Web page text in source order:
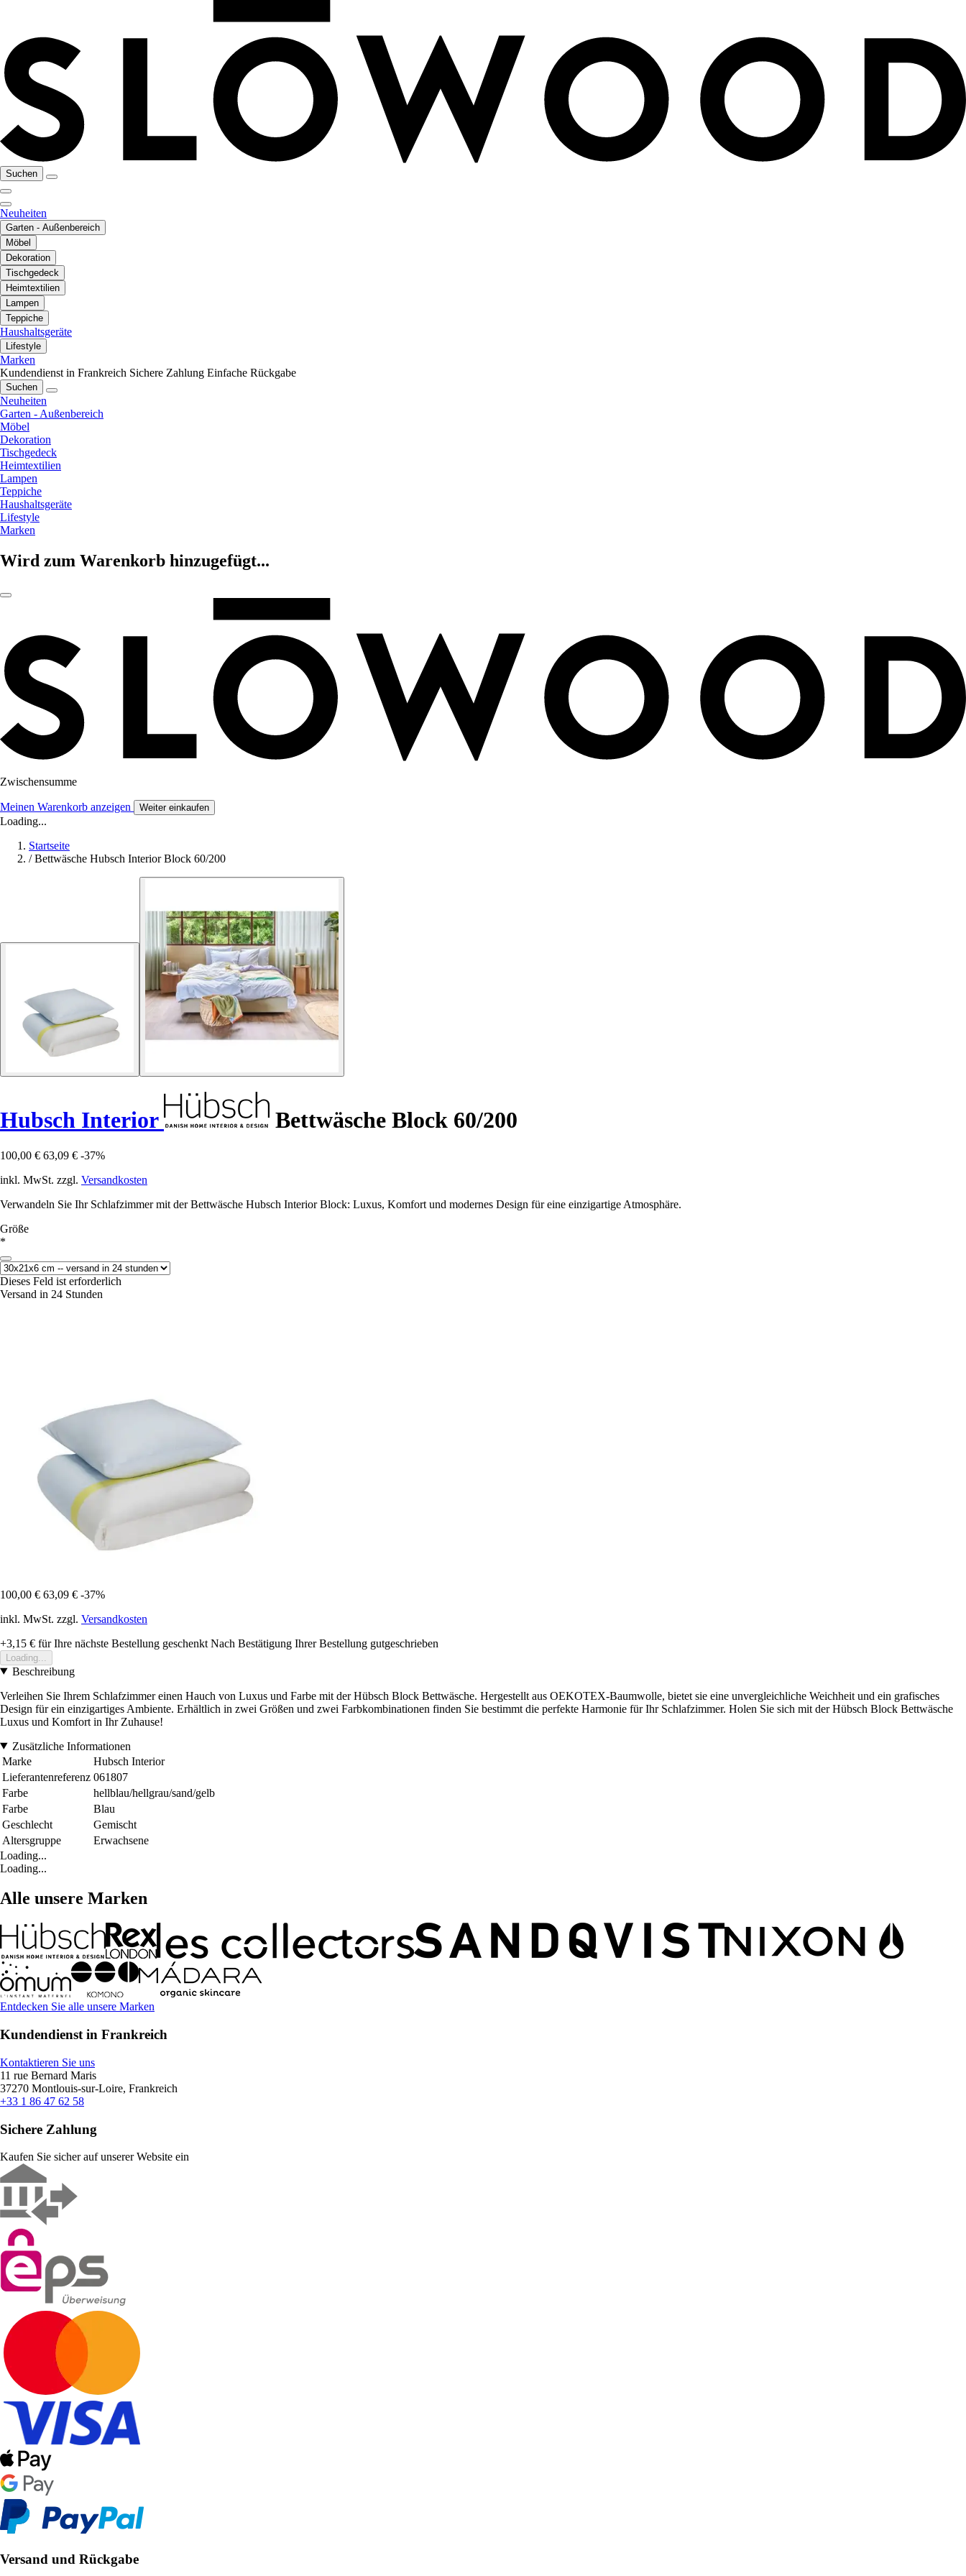
Suchen
Neuheiten
Garten - Außenbereich
Möbel
Dekoration
Tischgedeck
Heimtextilien
Lampen
Teppiche
Haushaltsgeräte
Lifestyle
Marken
Kundendienst in Frankreich Sichere Zahlung Einfache Rückgabe
Suchen
Neuheiten
Garten - Außenbereich
Möbel
Dekoration
Tischgedeck
Heimtextilien
Lampen
Teppiche
Haushaltsgeräte
Lifestyle
Marken
Wird zum Warenkorb hinzugefügt...
Zwischensumme
Meinen Warenkorb anzeigen Weiter einkaufen
Loading...
Startseite
/ Bettwäsche Hubsch Interior Block 60/200
Hubsch Interior Bettwäsche Block 60/200
100,00 € 63,09 € -37%
inkl. MwSt. zzgl. Versandkosten
Verwandeln Sie Ihr Schlafzimmer mit der Bettwäsche Hubsch Interior Block: Luxus, Komfort und modernes Design für eine einzigartige Atmosphäre.
Größe
*
Dieses Feld ist erforderlich
Versand in 24 Stunden
100,00 € 63,09 € -37%
inkl. MwSt. zzgl. Versandkosten
+3,15 € für Ihre nächste Bestellung geschenkt Nach Bestätigung Ihrer Bestellung gutgeschrieben
Loading...
Beschreibung
Verleihen Sie Ihrem Schlafzimmer einen Hauch von Luxus und Farbe mit der Hübsch Block Bettwäsche. Hergestellt aus OEKOTEX-Baumwolle, bietet sie eine unvergleichliche Weichheit und ein grafisches
Design für ein einzigartiges Ambiente. Erhältlich in zwei Größen und zwei Farbkombinationen finden Sie bestimmt die perfekte Harmonie für Ihr Schlafzimmer. Holen Sie sich mit der Hübsch Block Bettwäsche
Luxus und Komfort in Ihr Zuhause!
Zusätzliche Informationen
Marke
Hubsch Interior
Lieferantenreferenz 061807
Farbe
hellblau/hellgrau/sand/gelb
Farbe
Blau
Geschlecht
Gemischt
Altersgruppe
Erwachsene
Loading...
Loading...
Alle unsere Marken
Entdecken Sie alle unsere Marken
Kundendienst in Frankreich
Kontaktieren Sie uns
11 rue Bernard Maris
37270 Montlouis-sur-Loire, Frankreich
+33 1 86 47 62 58
Sichere Zahlung
Kaufen Sie sicher auf unserer Website ein
Versand und Rückgabe